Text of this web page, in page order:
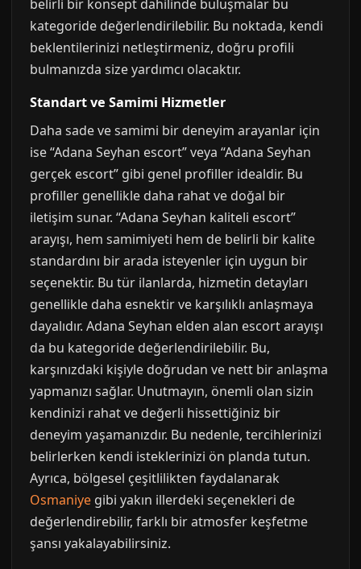
belirli bir konsept dahilinde buluşmalar bu
kategoride değerlendirilebilir. Bu noktada, kendi
beklentilerinizi netleştirmeniz, doğru profili
bulmanızda size yardımcı olacaktır.
Standart ve Samimi Hizmetler
Daha sade ve samimi bir deneyim arayanlar için
ise “Adana Seyhan escort” veya “Adana Seyhan
gerçek escort” gibi genel profiller idealdir. Bu
profiller genellikle daha rahat ve doğal bir
iletişim sunar. “Adana Seyhan kaliteli escort”
arayışı, hem samimiyeti hem de belirli bir kalite
standardını bir arada isteyenler için uygun bir
seçenektir. Bu tür ilanlarda, hizmetin detayları
genellikle daha esnektir ve karşılıklı anlaşmaya
dayalıdır. Adana Seyhan elden alan escort arayışı
da bu kategoride değerlendirilebilir. Bu,
karşınızdaki kişiyle doğrudan ve nett bir anlaşma
yapmanızı sağlar. Unutmayın, önemli olan sizin
kendinizi rahat ve değerli hissettiğiniz bir
deneyim yaşamanızdır. Bu nedenle, tercihlerinizi
belirlerken kendi isteklerinizi ön planda tutun.
Ayrıca, bölgesel çeşitlilikten faydalanarak
Osmaniye gibi yakın illerdeki seçenekleri de
değerlendirebilir, farklı bir atmosfer keşfetme
şansı yakalayabilirsiniz.